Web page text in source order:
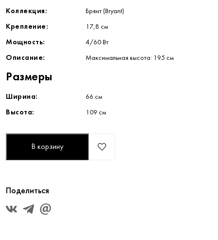
Коллекция: Брянт (Bryant)
Крепление: 17,8 см
Мощность: 4/60 Вт
Описание: Максимальная высота: 195 см
Размеры
Ширина: 66 см
Высота: 109 см
В корзину
Поделиться